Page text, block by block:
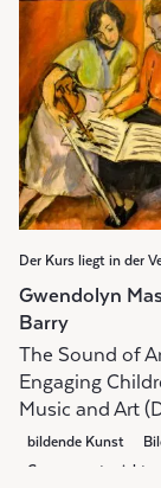
Der Kurs liegt in der
Gwendolyn
Barry
The Sound of
Engaging
Music and Art
bildende Kunst
Gruppenunterricht